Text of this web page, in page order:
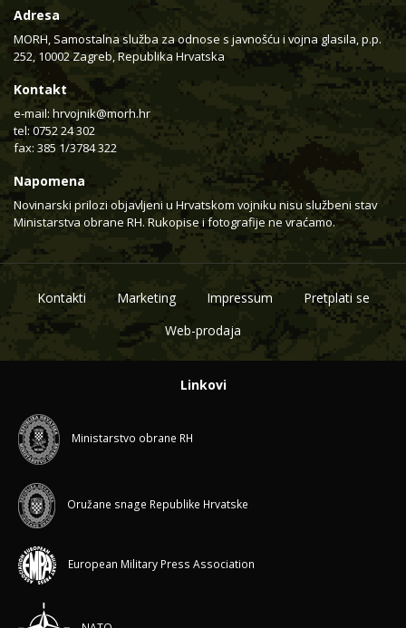
Adresa
MORH, Samostalna služba za odnose s javnošću i vojna glasila, p.p.
252, 10002 Zagreb, Republika Hrvatska
Kontakt
e-mail: hrvojnik@morh.hr
tel: 0752 24 302
fax: 385 1/3784 322
Napomena
Novinarski prilozi objavljeni u Hrvatskom vojniku nisu službeni stav
Ministarstva obrane RH. Rukopise i fotografije ne vraćamo.
Kontakti Marketing Impressum
Pretplati se
Web-prodaja
Linkovi
Ministarstvo obrane RH
Oružane snage Republike Hrvatske
European Military Press Association